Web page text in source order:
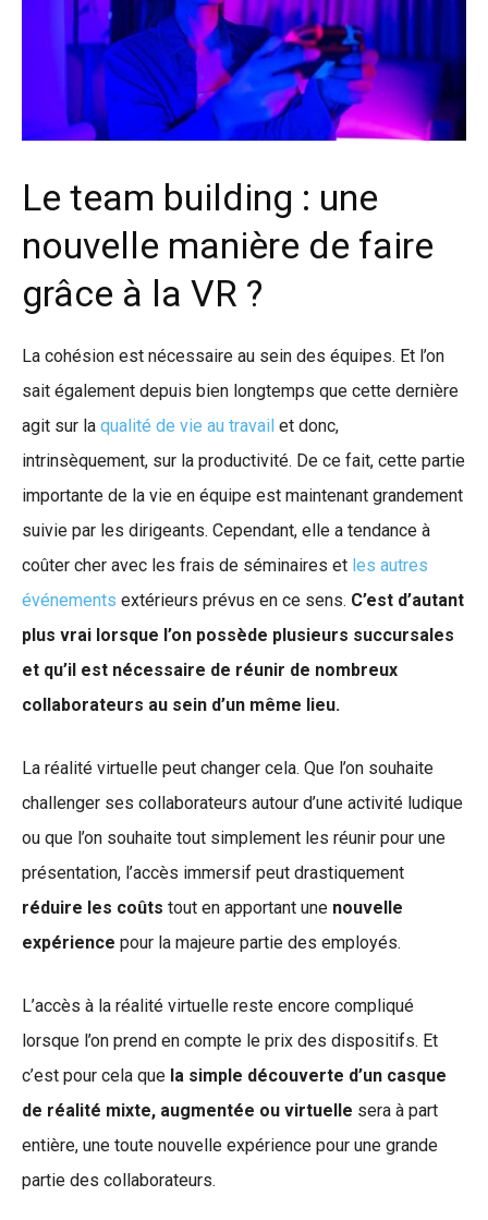
Le team building : une
nouvelle manière de faire
grâce à la VR ?
La cohésion est nécessaire au sein des équipes. Et l’on
sait également depuis bien longtemps que cette dernière
agit sur la qualité de vie au travail et donc,
intrinsèquement, sur la productivité. De ce fait, cette partie
importante de la vie en équipe est maintenant grandement
suivie par les dirigeants. Cependant, elle a tendance à
coûter cher avec les frais de séminaires et les autres
événements extérieurs prévus en ce sens. C’est d’autant
plus vrai lorsque l’on possède plusieurs succursales
et qu’il est nécessaire de réunir de nombreux
collaborateurs au sein d’un même lieu.
La réalité virtuelle peut changer cela. Que l’on souhaite
challenger ses collaborateurs autour d’une activité ludique
ou que l’on souhaite tout simplement les réunir pour une
présentation, l’accès immersif peut drastiquement
réduire les coûts tout en apportant une nouvelle
expérience pour la majeure partie des employés.
L’accès à la réalité virtuelle reste encore compliqué
lorsque l’on prend en compte le prix des dispositifs. Et
c’est pour cela que la simple découverte d’un casque
de réalité mixte, augmentée ou virtuelle sera à part
entière, une toute nouvelle expérience pour une grande
partie des collaborateurs.